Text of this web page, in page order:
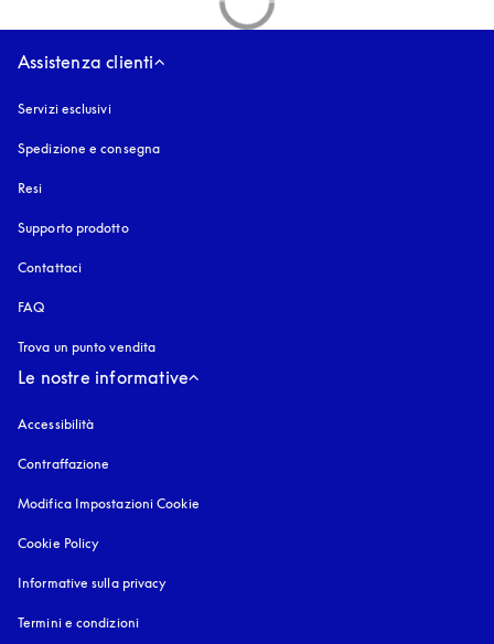
Assistenza clienti
Servizi esclusivi
Spedizione e consegna
Resi
Supporto prodotto
Contattaci
FAQ
Trova un punto vendita
Le nostre informative
Accessibilità
Contraffazione
Modifica Impostazioni Cookie
Cookie Policy
Informative sulla privacy
Termini e condizioni